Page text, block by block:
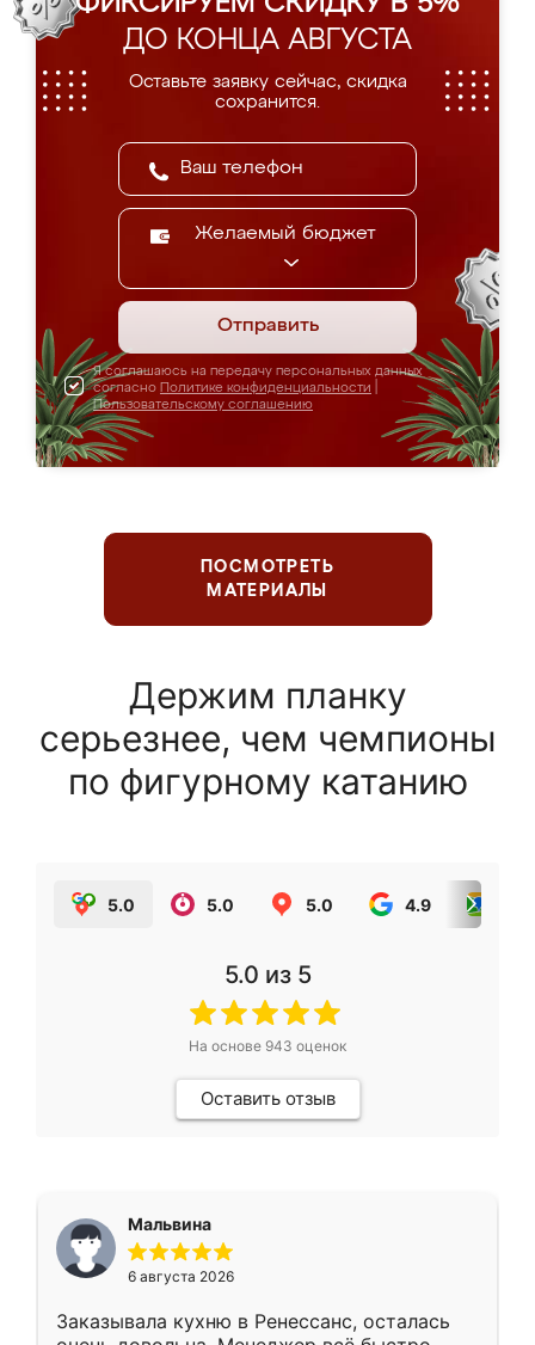
ДО КОНЦА АВГУСТА
Оставьте заявку сейчас, скидка
сохранится.
Желаемый бюджет
Отправить
Я соглашаюсь на передачу персональных данных
согласно Политике конфиденциальности
Пользовательскому соглашению
ПОСМОТРЕТЬ
МАТЕРИАЛЫ
Держим планку
серьезнее, чем чемпионы
по фигурному катанию
5.0 5.0 5.0 4.9
5.0 из 5
На основе 943 оценок
Оставить отзыв
Мальвина
6 августа 2026
Заказывала кухню в Ренессанс, осталась